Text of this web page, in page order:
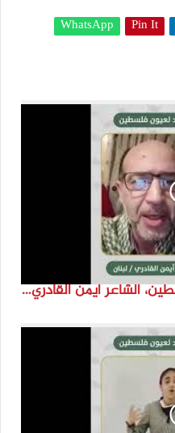
Pin It
WhatsApp
انتماء2021: قصائد لعيون فلسطين، الشاعر ايمن القادري،لبنان